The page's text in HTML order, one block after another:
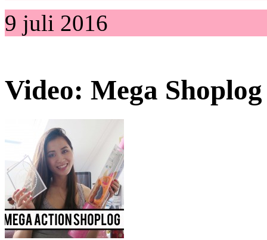
9 juli 2016
Video: Mega